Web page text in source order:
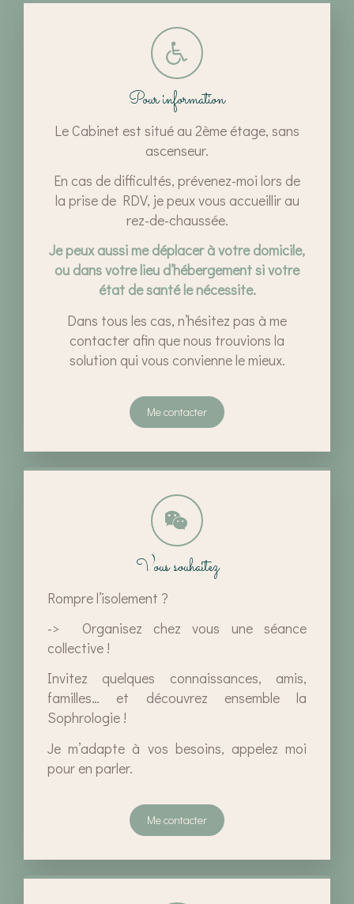
Pour information
Le Cabinet est situé au 2ème étage, sans
ascenseur.
En cas de difficultés, prévenez-moi lors de
la prise de RDV, je peux vous accueillir au
rez-de-chaussée.
Je peux aussi me déplacer à votre domicile,
ou dans votre lieu d’hébergement si votre
état de santé le nécessite.
Dans tous les cas, n’hésitez pas à me
contacter afin que nous trouvions la
solution qui vous convienne le mieux.
Me contacter
Vous souhaitez
Rompre l’isolement ?
-> Organisez chez vous une séance
collective !
Invitez quelques connaissances, amis,
familles… et découvrez ensemble la
Sophrologie !
Je m’adapte à vos besoins, appelez moi
pour en parler.
Me contacter